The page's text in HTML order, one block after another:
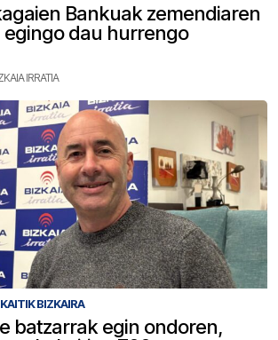
Bankuak zemendiaren
egingo dau hurrengo
IRRATIA
BIZKAIRA
batzarrak egin ondoren,